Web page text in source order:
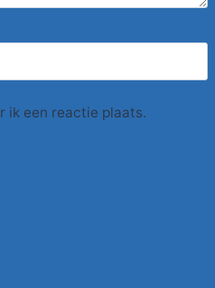
ik een reactie plaats.